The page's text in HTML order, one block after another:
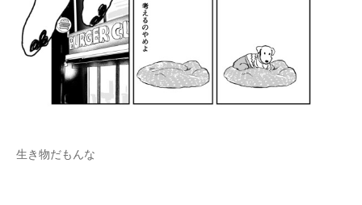
生き物だもんな